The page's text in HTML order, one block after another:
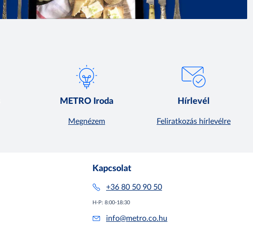
METRO Iroda
Megnézem
Hírlevél
Feliratkozás hírlevélre
Kapcsolat
+36 80 50 90 50
H-P: 8:00-18:30
info@metro.co.hu